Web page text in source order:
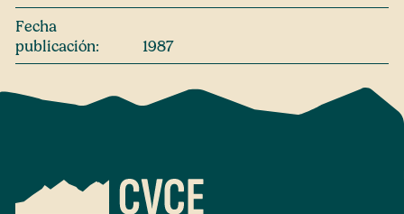
Fecha
publicación:
1987